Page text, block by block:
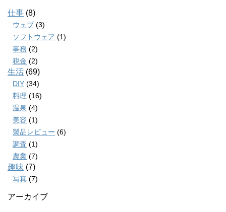
仕事 (8)
ウェブ (3)
ソフトウェア (1)
事務 (2)
税金 (2)
生活 (69)
DIY (34)
料理 (16)
温泉 (4)
美容 (1)
製品レビュー (6)
調査 (1)
農業 (7)
趣味 (7)
写真 (7)
アーカイブ